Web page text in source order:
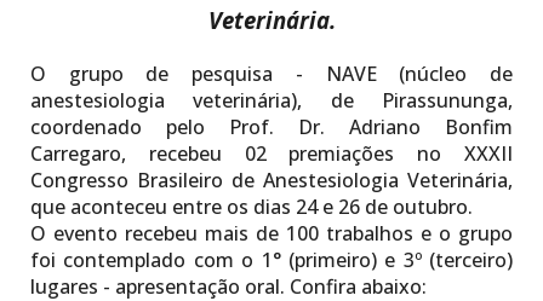
Veterinária.
O grupo de pesquisa - NAVE (núcleo de
anestesiologia veterinária), de Pirassununga,
coordenado pelo Prof. Dr. Adriano Bonfim
Carregaro, recebeu 02 premiações no XXXII
Congresso Brasileiro de Anestesiologia Veterinária,
que aconteceu entre os dias 24 e 26 de outubro.
O evento recebeu mais de 100 trabalhos e o grupo
foi contemplado com o 1° (primeiro) e 3º (terceiro)
lugares - apresentação oral. Confira abaixo: